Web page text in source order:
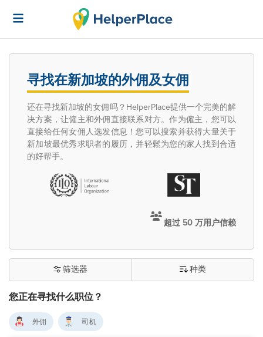
寻找在新加坡的外佣及女佣
还在寻找新加坡的女佣吗？HelperPlace提供一个完美的解
决方案，让僱主和外佣直接联系对方。作为僱主，您可以
直接给任何女佣人选发信息！您可以搜索并获得大量关于
新加坡最优秀求职者的履历，并轻鬆为您的家人找到合适
的好帮手。
超过 50 万用户信赖
您正在寻找什么职位？
筛选器 种类
外佣 司机